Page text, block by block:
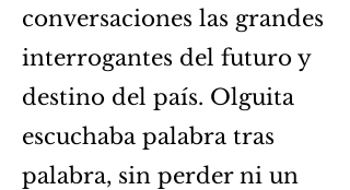
conversaciones las grandes
interrogantes del futuro y
destino del país. Olguita
escuchaba palabra tras
palabra, sin perder ni un